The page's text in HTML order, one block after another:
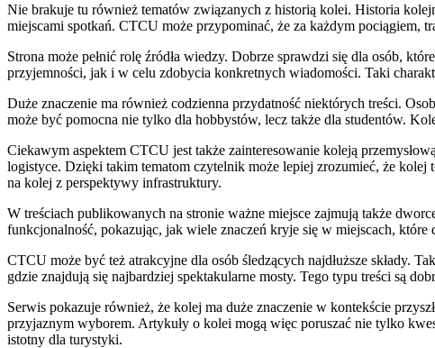
Nie brakuje tu również tematów związanych z historią kolei. Historia
miejscami spotkań. CTCU może przypominać, że za każdym pociągiem,
Strona może pełnić rolę źródła wiedzy. Dobrze sprawdzi się dla osób,
przyjemności, jak i w celu zdobycia konkretnych wiadomości. Taki
Duże znaczenie ma również codzienna przydatność niektórych treści.
może być pomocna nie tylko dla hobbystów, lecz także dla studentów.
Ciekawym aspektem CTCU jest także zainteresowanie koleją
logistyce. Dzięki takim tematom czytelnik może lepiej zrozumieć, że kolej
na kolej z perspektywy infrastruktury.
W treściach publikowanych na stronie ważne miejsce zajmują także
funkcjonalność, pokazując, jak wiele znaczeń kryje się w miejscach, które
CTCU może być też atrakcyjne dla osób śledzących najdłuższe składy.
gdzie znajdują się najbardziej spektakularne mosty. Tego typu treści są
Serwis pokazuje również, że kolej ma duże znaczenie w kontekście
przyjaznym wyborem. Artykuły o kolei mogą więc poruszać nie tylko
istotny dla turystyki.